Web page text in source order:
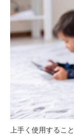
上手く使用するこ